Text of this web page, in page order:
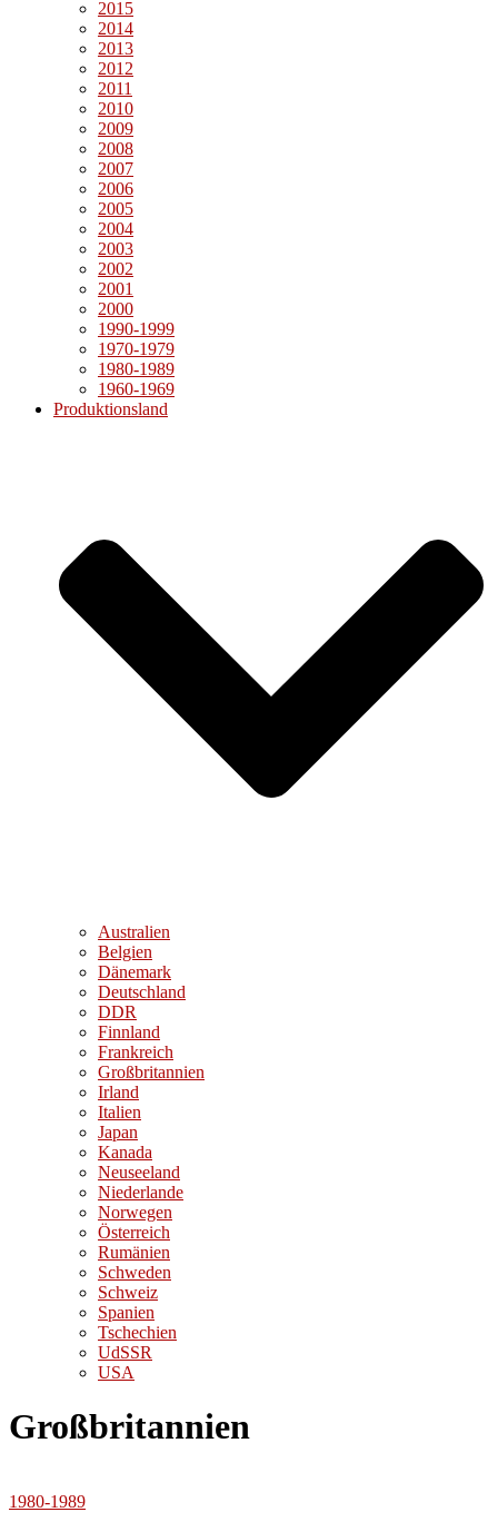
2015
2014
2013
2012
2011
2010
2009
2008
2007
2006
2005
2004
2003
2002
2001
2000
1990-1999
1970-1979
1980-1989
1960-1969
Produktionsland
Australien
Belgien
Dänemark
Deutschland
DDR
Finnland
Frankreich
Großbritannien
Irland
Italien
Japan
Kanada
Neuseeland
Niederlande
Norwegen
Österreich
Rumänien
Schweden
Schweiz
Spanien
Tschechien
UdSSR
USA
Großbritannien
1980-1989